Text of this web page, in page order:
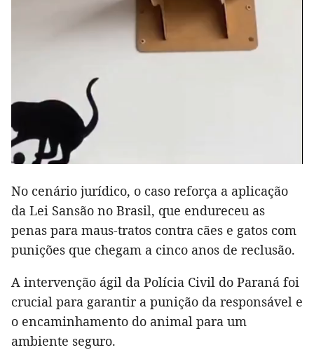
No cenário jurídico, o caso reforça a aplicação
da Lei Sansão no Brasil, que endureceu as
penas para maus-tratos contra cães e gatos com
punições que chegam a cinco anos de reclusão.
A intervenção ágil da Polícia Civil do Paraná foi
crucial para garantir a punição da responsável e
o encaminhamento do animal para um
ambiente seguro.